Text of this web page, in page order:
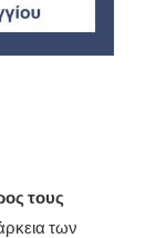
τους
των